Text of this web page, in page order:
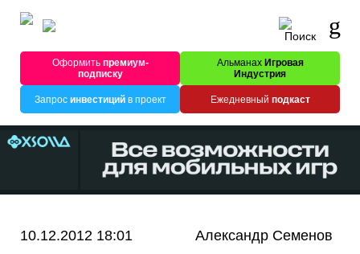
Оформитьпремиум-
подписку
Альманах Игровая
Индустрия
Запрос инвестицийв проект Ежедневный подкаст
10.12.2012 18:01 Александр Семенов